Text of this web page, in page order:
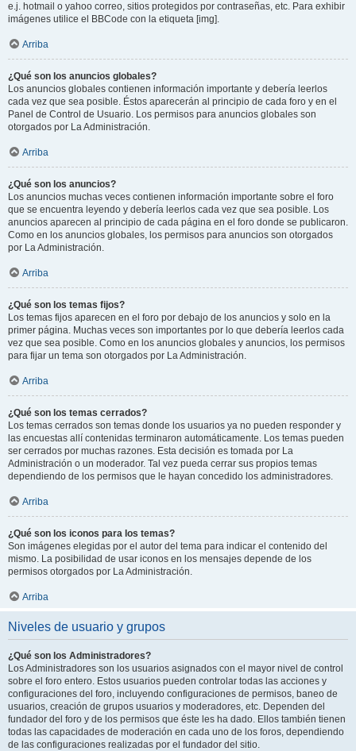
e.j. hotmail o yahoo correo, sitios protegidos por contraseñas, etc. Para exhibir
imágenes utilice el BBCode con la etiqueta [img].
Arriba
¿Qué son los anuncios globales?
Los anuncios globales contienen información importante y debería leerlos
cada vez que sea posible. Éstos aparecerán al principio de cada foro y en el
Panel de Control de Usuario. Los permisos para anuncios globales son
otorgados por La Administración.
Arriba
¿Qué son los anuncios?
Los anuncios muchas veces contienen información importante sobre el foro
que se encuentra leyendo y debería leerlos cada vez que sea posible. Los
anuncios aparecen al principio de cada página en el foro donde se publicaron.
Como en los anuncios globales, los permisos para anuncios son otorgados
por La Administración.
Arriba
¿Qué son los temas fijos?
Los temas fijos aparecen en el foro por debajo de los anuncios y solo en la
primer página. Muchas veces son importantes por lo que debería leerlos cada
vez que sea posible. Como en los anuncios globales y anuncios, los permisos
para fijar un tema son otorgados por La Administración.
Arriba
¿Qué son los temas cerrados?
Los temas cerrados son temas donde los usuarios ya no pueden responder y
las encuestas allí contenidas terminaron automáticamente. Los temas pueden
ser cerrados por muchas razones. Esta decisión es tomada por La
Administración o un moderador. Tal vez pueda cerrar sus propios temas
dependiendo de los permisos que le hayan concedido los administradores.
Arriba
¿Qué son los iconos para los temas?
Son imágenes elegidas por el autor del tema para indicar el contenido del
mismo. La posibilidad de usar iconos en los mensajes depende de los
permisos otorgados por La Administración.
Arriba
Niveles de usuario y grupos
¿Qué son los Administradores?
Los Administradores son los usuarios asignados con el mayor nivel de control
sobre el foro entero. Estos usuarios pueden controlar todas las acciones y
configuraciones del foro, incluyendo configuraciones de permisos, baneo de
usuarios, creación de grupos usuarios y moderadores, etc. Dependen del
fundador del foro y de los permisos que éste les ha dado. Ellos también tienen
todas las capacidades de moderación en cada uno de los foros, dependiendo
de las configuraciones realizadas por el fundador del sitio.